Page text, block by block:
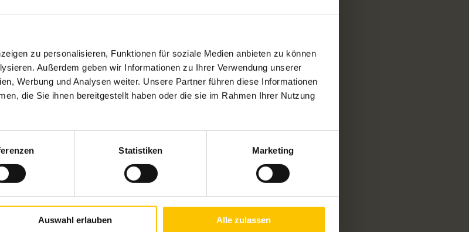
zu personalisieren, Funktionen für soziale Medien anbieten zu können
Außerdem geben wir Informationen zu Ihrer Verwendung unserer
Werbung und Analysen weiter. Unsere Partner führen diese Informationen
die Sie ihnen bereitgestellt haben oder die sie im Rahmen Ihrer Nutzung
Statistiken Marketing
Auswahl erlauben Alle zulassen